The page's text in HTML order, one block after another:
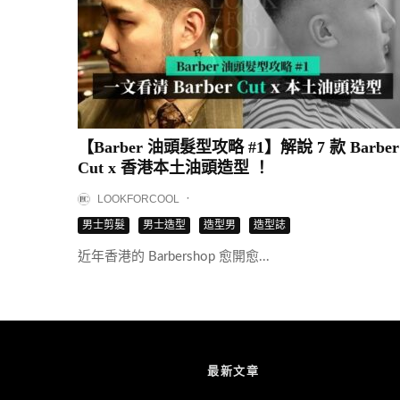
【Barber 油頭髮型攻略 #1】解說 7 款 Barber
Cut x 香港本土油頭造型 ！
LOOKFORCOOL ·
男士剪髮 男士造型 造型男 造型誌
近年香港的 Barbershop 愈開愈...
最新文章